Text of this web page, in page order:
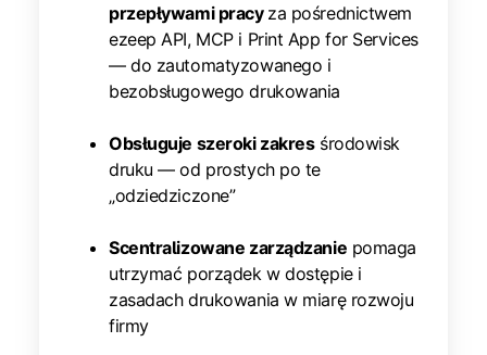
przepływami pracy za pośrednictwem
ezeep API, MCP i Print App for Services
— do zautomatyzowanego i
bezobsługowego drukowania
Obsługuje szeroki zakresśrodowisk
druku — od prostych po te
„odziedziczone”
Scentralizowane zarządzanie pomaga
utrzymać porządek w dostępie i
zasadach drukowania w miarę rozwoju
firmy